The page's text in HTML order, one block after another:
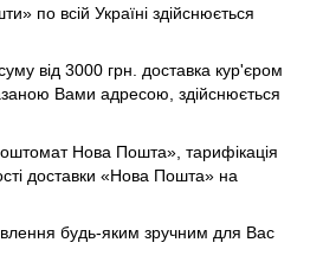
по всій Україні здійснюється
від 3000 грн. доставка кур'єром
Вами адресою, здійснюється
Нова Пошта», тарифікація
доставки «Нова Пошта» на
будь-яким зручним для Вас